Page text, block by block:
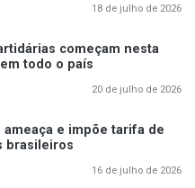
18 de julho de 2026
começam nesta
todo o país
20 de julho de 2026
e impõe tarifa de
brasileiros
16 de julho de 2026